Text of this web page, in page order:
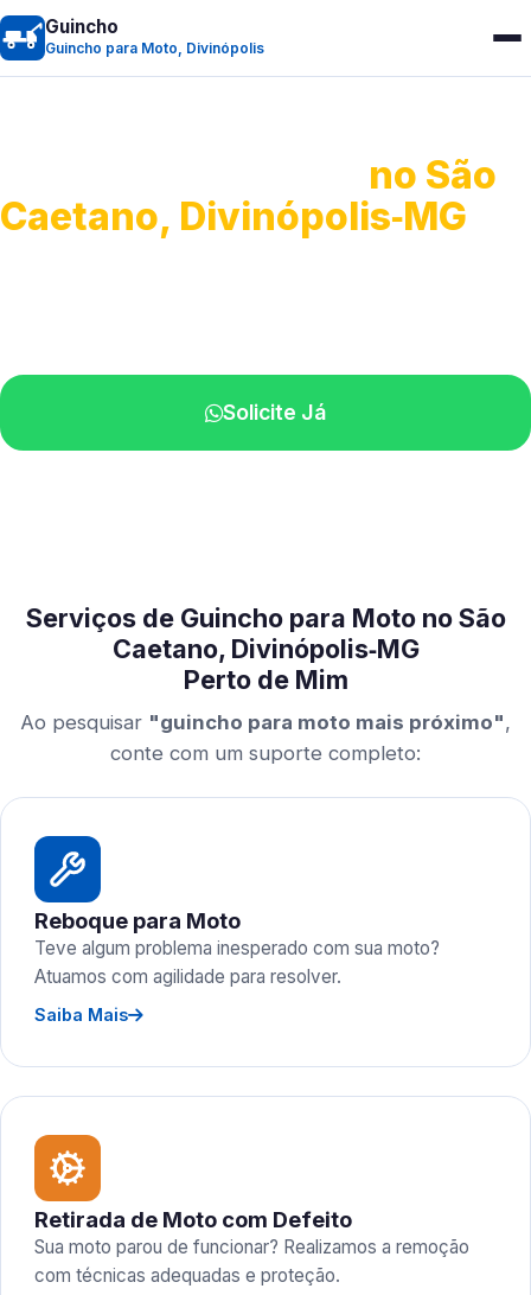
Guincho
Guincho para Moto, Divinópolis
no São
Caetano, Divinópolis‑MG
Solicite Já
Serviços de Guincho para Moto no São
Caetano, Divinópolis‑MG
Perto de Mim
Ao pesquisar "guincho para moto mais próximo",
conte com um suporte completo:
Reboque para Moto
Teve algum problema inesperado com sua moto?
Atuamos com agilidade para resolver.
Saiba Mais
Retirada de Moto com Defeito
Sua moto parou de funcionar? Realizamos a remoção
com técnicas adequadas e proteção.